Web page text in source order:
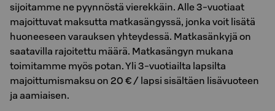
sijoitamme ne pyynnöstä vierekkäin. Alle 3-vuotiaat
majoittuvat maksutta matkasängyssä, jonka voit lisätä
huoneeseen varauksen yhteydessä. Matkasänkyjä on
saatavilla rajoitettu määrä. Matkasängyn mukana
toimitamme myös potan. Yli 3-vuotiailta lapsilta
majoittumismaksu on 20 € / lapsi sisältäen lisävuoteen
ja aamiaisen.